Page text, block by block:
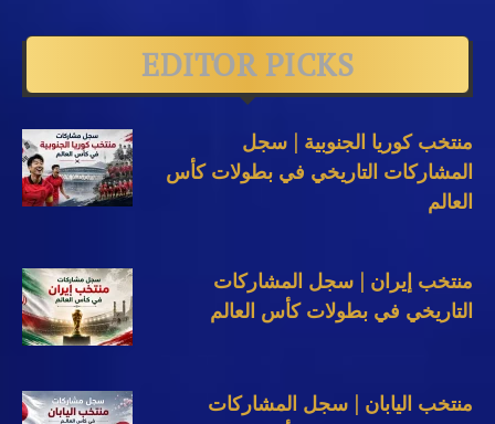
EDITOR PICKS
منتخب كوريا الجنوبية | سجل
المشاركات التاريخي في بطولات كأس
العالم
منتخب إيران | سجل المشاركات
التاريخي في بطولات كأس العالم
منتخب اليابان | سجل المشاركات